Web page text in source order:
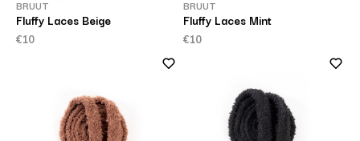
BRUUT
Fluffy Laces Beige
€10
BRUUT
Fluffy Laces Mint
€10